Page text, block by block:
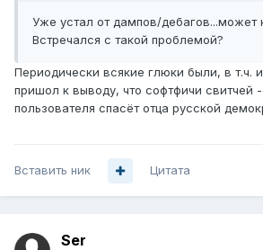
Уже устал от дампов/дебагов...может
Встречался с такой проблемой?
Периодически всякие глюки были, в т.ч.
пришол к выводу, что софтфичи свитчей
пользователя спасёт отца русской
Вставить ник Цитата
Ser